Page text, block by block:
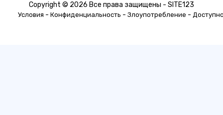
Copyright © 2026 Все права защищены - SITE123
Условия - Конфиденциальность - Злоупотребление -